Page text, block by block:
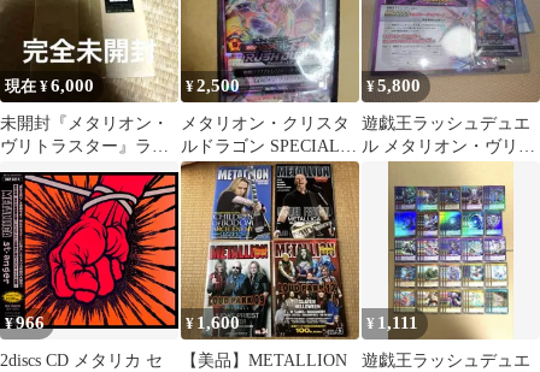
現在 ¥6,000
未開封『メタリオン・
ヴリトラスター』ラッ
シュレア SPECIAL RE
¥2,500
メタリオン・クリスタ
ルドラゴン SPECIAL
RED Ver.
¥5,800
遊戯王ラッシュデュエ
ル メタリオン・ヴリト
ア RED版
¥966
2discs CD メタリカ セ
¥ 1,600
【美品】METALLION
¥ 1,111
遊戯王ラッシュデュエ